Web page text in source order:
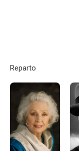
Reparto